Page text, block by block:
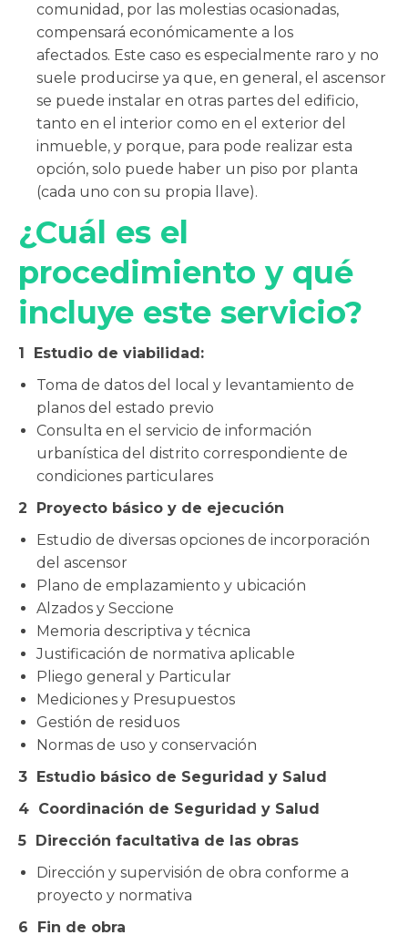
comunidad, por las molestias ocasionadas,
compensará económicamente a los
afectados. Este caso es especialmente raro y no
suele producirse ya que, en general, el ascensor
se puede instalar en otras partes del edificio,
tanto en el interior como en el exterior del
inmueble, y porque, para pode realizar esta
opción, solo puede haber un piso por planta
(cada uno con su propia llave).
¿Cuál es el
procedimiento y qué
incluye este servicio?
1 Estudio de viabilidad:
Toma de datos del local y levantamiento de
planos del estado previo
Consulta en el servicio de información
urbanística del distrito correspondiente de
condiciones particulares
2 Proyecto básico y de ejecución
Estudio de diversas opciones de incorporación
del ascensor
Plano de emplazamiento y ubicación
Alzados y Seccione
Memoria descriptiva y técnica
Justificación de normativa aplicable
Pliego general y Particular
Mediciones y Presupuestos
Gestión de residuos
Normas de uso y conservación
3 Estudio básico de Seguridad y Salud
4 Coordinación de Seguridad y Salud
5 Dirección facultativa de las obras
Dirección y supervisión de obra conforme a
proyecto y normativa
6 Fin de obra